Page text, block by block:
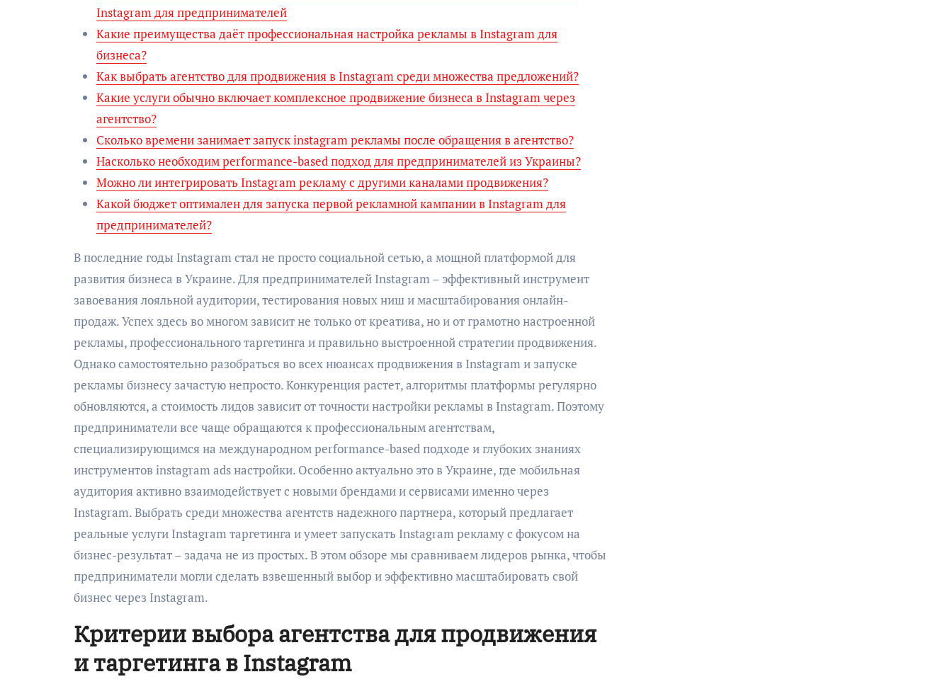
Instagram для предпринимателей
Какие преимущества даёт профессиональная настройка рекламы в Instagram для
бизнеса?
Как выбрать агентство для продвижения в Instagram среди множества предложений?
Какие услуги обычно включает комплексное продвижение бизнеса в Instagram через
агентство?
Сколько времени занимает запуск instagram рекламы после обращения в агентство?
Насколько необходим performance-based подход для предпринимателей из Украины?
Можно ли интегрировать Instagram рекламу с другими каналами продвижения?
Какой бюджет оптимален для запуска первой рекламной кампании в Instagram для
предпринимателей?
В последние годы Instagram стал не просто социальной сетью, а мощной платформой для
развития бизнеса в Украине. Для предпринимателей Instagram – эффективный инструмент
завоевания лояльной аудитории, тестирования новых ниш и масштабирования онлайн-
продаж. Успех здесь во многом зависит не только от креатива, но и от грамотно настроенной
рекламы, профессионального таргетинга и правильно выстроенной стратегии продвижения.
Однако самостоятельно разобраться во всех нюансах продвижения в Instagram и запуске
рекламы бизнесу зачастую непросто. Конкуренция растет, алгоритмы платформы регулярно
обновляются, а стоимость лидов зависит от точности настройки рекламы в Instagram. Поэтому
предприниматели все чаще обращаются к профессиональным агентствам,
специализирующимся на международном performance-based подходе и глубоких знаниях
инструментов instagram ads настройки. Особенно актуально это в Украине, где мобильная
аудитория активно взаимодействует с новыми брендами и сервисами именно через
Instagram. Выбрать среди множества агентств надежного партнера, который предлагает
реальные услуги Instagram таргетинга и умеет запускать Instagram рекламу с фокусом на
бизнес-результат – задача не из простых. В этом обзоре мы сравниваем лидеров рынка, чтобы
предприниматели могли сделать взвешенный выбор и эффективно масштабировать свой
бизнес через Instagram.
Критерии выбора агентства для продвижения
и таргетинга в Instagram